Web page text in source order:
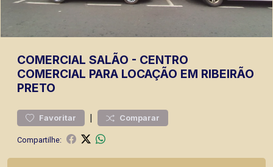
COMERCIAL SALÃO - CENTRO
COMERCIAL PARA LOCAÇÃO EM RIBEIRÃO
PRETO
Favoritar | Comparar
Compartilhe: